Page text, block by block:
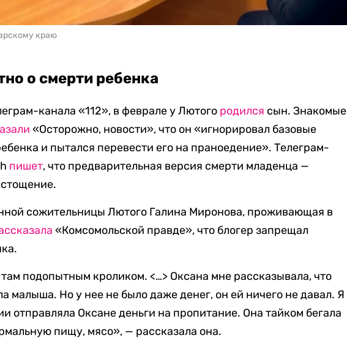
краю
о смерти ребенка
канала «112», в феврале у Лютого родился сын. Знакомые
«Осторожно, новости», что он «игнорировал базовые
и пытался перевести его на праноедение». Телеграм-
пишет, что предварительная версия смерти младенца —
сожительницы Лютого Галина Миронова, проживающая в
«Комсомольской правде», что блогер запрещал
подопытным кроликом. <…> Оксана мне рассказывала, что
малыша. Но у нее не было даже денег, он ей ничего не давал. Я
отправляла Оксане деньги на пропитание. Она тайком бегала
пищу, мясо», — рассказала она.